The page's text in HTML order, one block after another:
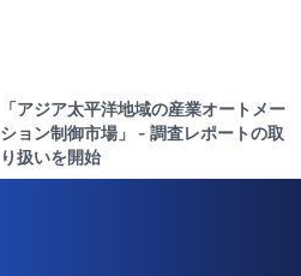
「アジア太平洋地域の産業オートメー
ション制御市場」 - 調査レポートの取
り扱いを開始